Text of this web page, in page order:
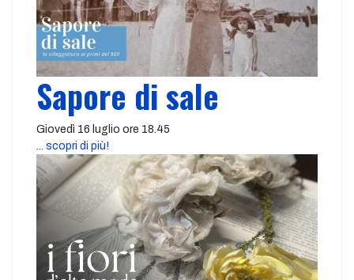
Sapore di sale
Giovedì 16 luglio ore 18.45
... scopri di più!